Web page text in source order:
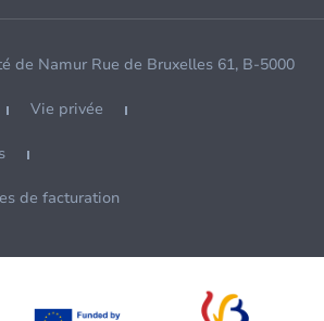
de Namur Rue de Bruxelles 61, B-5000
Vie privée
de facturation